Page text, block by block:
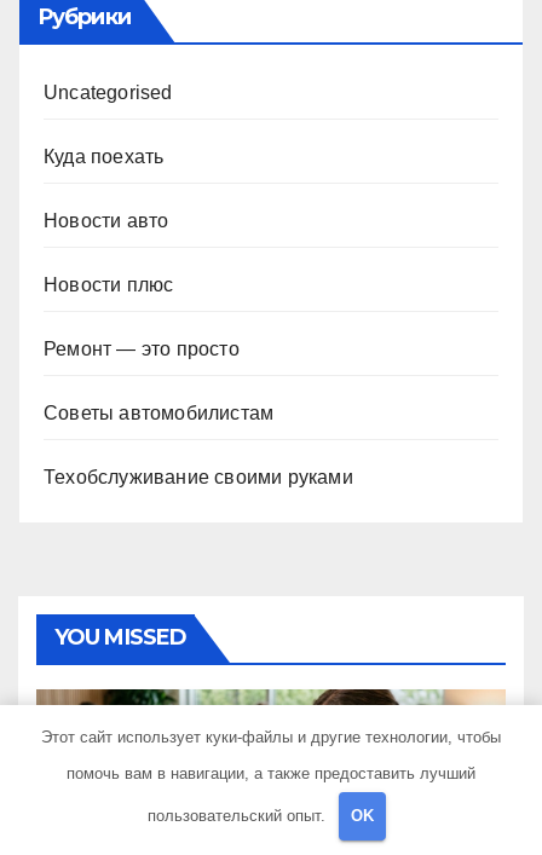
Рубрики
Uncategorised
Куда поехать
Новости авто
Новости плюс
Ремонт — это просто
Советы автомобилистам
Техобслуживание своими руками
YOU MISSED
КУДА ПОЕХАТЬ
Критерии выбора
страховой компании в 2026
Этот сайт использует куки-файлы и другие технологии, чтобы
помочь вам в навигации, а также предоставить лучший
пользовательский опыт. OK